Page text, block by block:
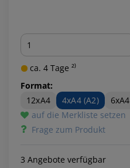
Menge
ca. 4 Tage ²⁾
Format:
12xA4
4xA4 (A2) 6xA4
auf die Merkliste setzen
Frage zum Produkt
3 Angebote verfügbar